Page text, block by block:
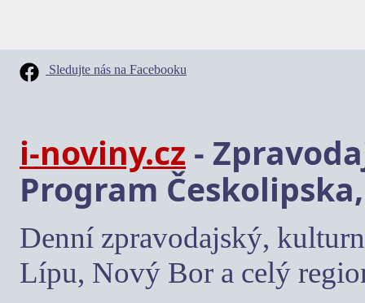
Sledujte nás na Facebooku
i-noviny.cz -
Program
Denní zpravodajský,
Lípu, Nový Bor a celý